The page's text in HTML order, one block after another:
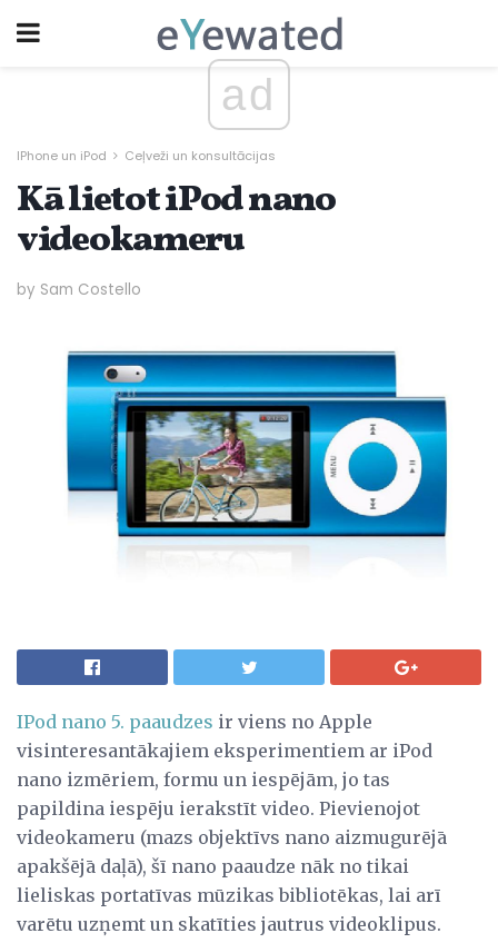
ad
IPhone un iPod Ceļveži un konsultācijas
Kā lietot iPod nano
videokameru
by Sam Costello
IPod nano 5. paaudzes ir viens no Apple
visinteresantākajiem eksperimentiem ar iPod
nano izmēriem, formu un iespējām, jo ​​tas
papildina iespēju ierakstīt video. Pievienojot
videokameru (mazs objektīvs nano aizmugurējā
apakšējā daļā), šī nano paaudze nāk no tikai
lieliskas portatīvas mūzikas bibliotēkas, lai arī
varētu uzņemt un skatīties jautrus videoklipus.